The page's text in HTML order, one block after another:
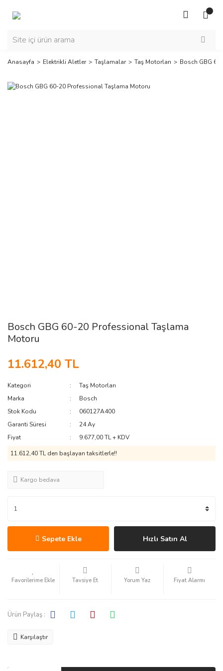
Anasayfa Elektrikli Aletler Taşlamalar Taş Motorları Bosch GBG
Bosch GBG 60-20 Professional Taşlama
Motoru
11.612,40 TL
Kategori
Taş Motorları
Marka
Bosch
Stok Kodu
060127A400
Garanti Süresi
24 Ay
Fiyat
9.677,00 TL + KDV
11.612,40 TL den başlayan taksitlerle!!
Kargo bedava
Sepete Ekle Hızlı Satın Al
Tavsiye Et Yorum Yaz Fiyat Alarmı
Ürün Paylaş :
Karşılaştır